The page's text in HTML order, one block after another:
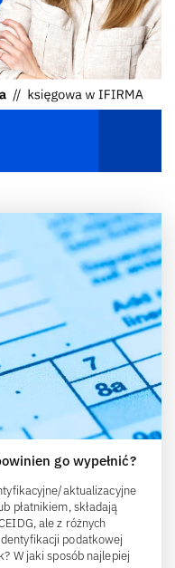
go wypełnić?
aktualizacyjne
płatnikiem, składają
ale z różnych
podatkowej
W jaki sposób najlepiej